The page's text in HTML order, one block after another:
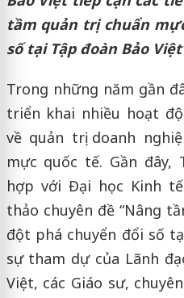
tầm quản trị chuẩn
số tại Tập đoàn Bảo
Trong những năm gần
triển khai nhiều hoạt
về quản trị doanh
mực quốc tế. Gần đây,
hợp với Đại học Kinh
thảo chuyên đề “Nâng
đột phá chuyển đổi số
sự tham dự của Lãnh
Việt, các Giáo sư,